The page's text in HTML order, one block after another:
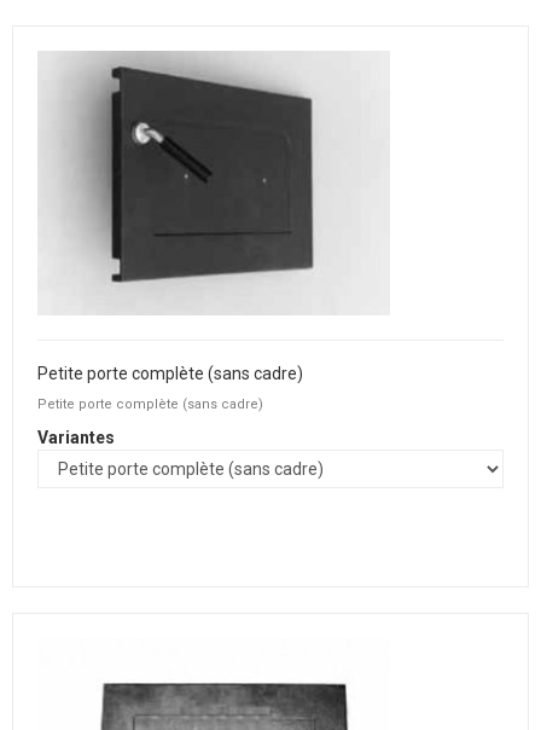
Petite porte complète (sans cadre)
Petite porte complète (sans cadre)
Variantes